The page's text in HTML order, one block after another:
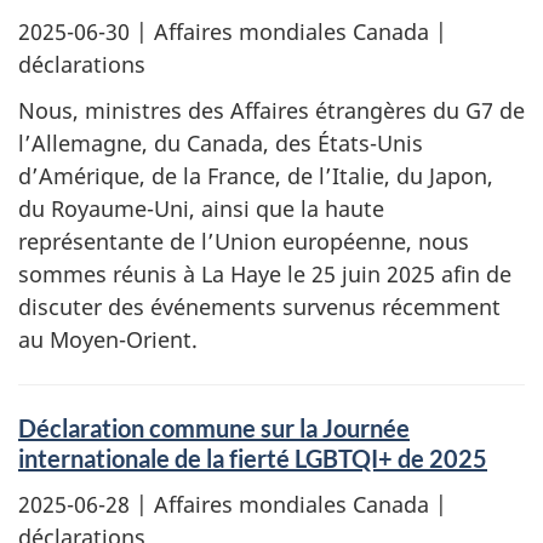
2025-06-30 | Affaires mondiales Canada |
déclarations
Nous, ministres des Affaires étrangères du G7 de
l’Allemagne, du Canada, des États-Unis
d’Amérique, de la France, de l’Italie, du Japon,
du Royaume-Uni, ainsi que la haute
représentante de l’Union européenne, nous
sommes réunis à La Haye le 25 juin 2025 afin de
discuter des événements survenus récemment
au Moyen-Orient.
Déclaration commune sur la Journée
internationale de la fierté LGBTQI+ de 2025
2025-06-28 | Affaires mondiales Canada |
déclarations